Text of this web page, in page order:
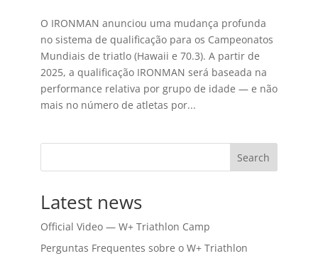
O IRONMAN anunciou uma mudança profunda
no sistema de qualificação para os Campeonatos
Mundiais de triatlo (Hawaii e 70.3). A partir de
2025, a qualificação IRONMAN será baseada na
performance relativa por grupo de idade — e não
mais no número de atletas por...
Search
Latest news
Official Video — W+ Triathlon Camp
Perguntas Frequentes sobre o W+ Triathlon